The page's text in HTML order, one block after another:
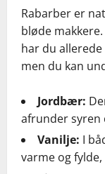
Rabarber er
bløde
har du
men du kan
Jordbær:
afrunder syren
Vanilje: I
varme og